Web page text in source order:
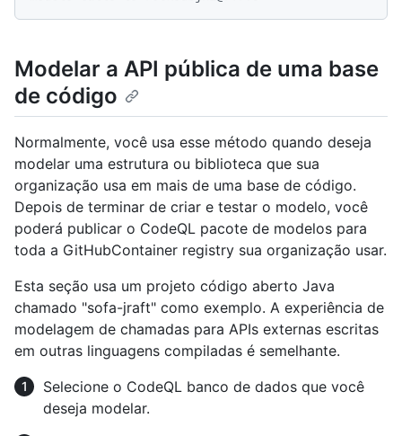
Modelar a API pública de uma base
de código
Normalmente, você usa esse método quando deseja
modelar uma estrutura ou biblioteca que sua
organização usa em mais de uma base de código.
Depois de terminar de criar e testar o modelo, você
poderá publicar o CodeQL pacote de modelos para
toda a GitHubContainer registry sua organização usar.
Esta seção usa um projeto código aberto Java
chamado "sofa-jraft" como exemplo. A experiência de
modelagem de chamadas para APIs externas escritas
em outras linguagens compiladas é semelhante.
Selecione o CodeQL banco de dados que você
deseja modelar.